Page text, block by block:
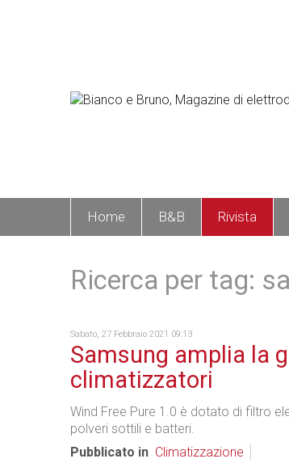
Home B&B Rivista
Ricerca per tag:
Sabato, 27 Febbraio 2021 09:13
Samsung amplia la
climatizzatori
Wind Free Pure 1.0 è dotato di filtro
polveri sottili e batteri.
Pubblicato in Climatizzazione